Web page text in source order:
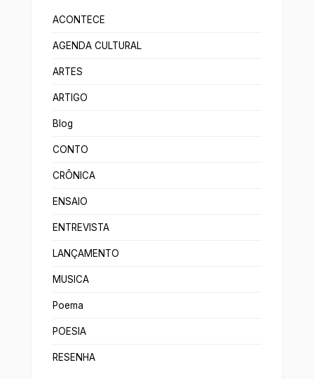
ACONTECE
AGENDA CULTURAL
ARTES
ARTIGO
Blog
CONTO
CRÔNICA
ENSAIO
ENTREVISTA
LANÇAMENTO
MUSICA
Poema
POESIA
RESENHA